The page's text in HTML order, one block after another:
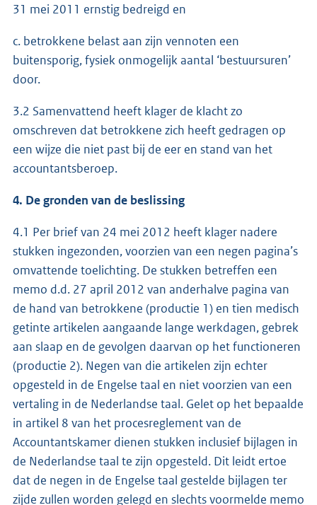
31 mei 2011 ernstig bedreigd en
c. betrokkene belast aan zijn vennoten een
buitensporig, fysiek onmogelijk aantal ‘bestuursuren’
door.
3.2 Samenvattend heeft klager de klacht zo
omschreven dat betrokkene zich heeft gedragen op
een wijze die niet past bij de eer en stand van het
accountantsberoep.
4. De gronden van de beslissing
4.1 Per brief van 24 mei 2012 heeft klager nadere
stukken ingezonden, voorzien van een negen pagina’s
omvattende toelichting. De stukken betreffen een
memo d.d. 27 april 2012 van anderhalve pagina van
de hand van betrokkene (productie 1) en tien medisch
getinte artikelen aangaande lange werkdagen, gebrek
aan slaap en de gevolgen daarvan op het functioneren
(productie 2). Negen van die artikelen zijn echter
opgesteld in de Engelse taal en niet voorzien van een
vertaling in de Nederlandse taal. Gelet op het bepaalde
in artikel 8 van het procesreglement van de
Accountantskamer dienen stukken inclusief bijlagen in
de Nederlandse taal te zijn opgesteld. Dit leidt ertoe
dat de negen in de Engelse taal gestelde bijlagen ter
zijde zullen worden gelegd en slechts voormelde memo